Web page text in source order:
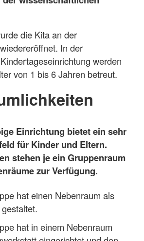
die Kita an der
In der
werden
von 1 bis 6 Jahren betreut.
Einrichtung bietet ein sehr
für Kinder und Eltern.
stehen je ein Gruppenraum
zur Verfügung.
hat einen Nebenraum als
hat in einem Nebenraum